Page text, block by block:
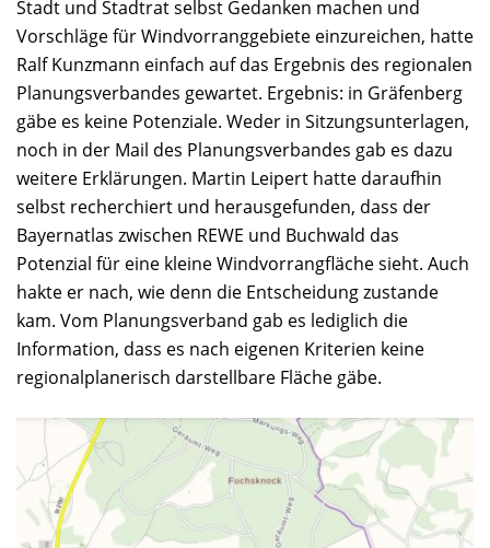
Stadt und Stadtrat selbst Gedanken machen und
Vorschläge für Windvorranggebiete einzureichen, hatte
Ralf Kunzmann einfach auf das Ergebnis des regionalen
Planungsverbandes gewartet. Ergebnis: in Gräfenberg
gäbe es keine Potenziale. Weder in Sitzungsunterlagen,
noch in der Mail des Planungsverbandes gab es dazu
weitere Erklärungen. Martin Leipert hatte daraufhin
selbst recherchiert und herausgefunden, dass der
Bayernatlas zwischen REWE und Buchwald das
Potenzial für eine kleine Windvorrangfläche sieht. Auch
hakte er nach, wie denn die Entscheidung zustande
kam. Vom Planungsverband gab es lediglich die
Information, dass es nach eigenen Kriterien keine
regionalplanerisch darstellbare Fläche gäbe.